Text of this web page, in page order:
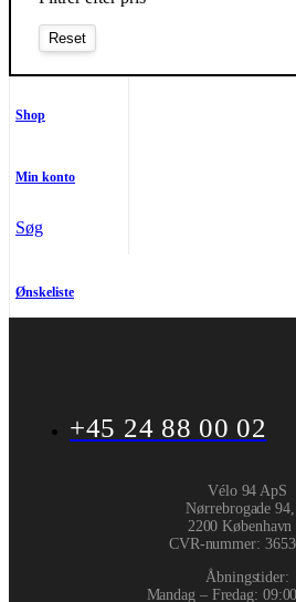
Shop
Min konto
Søg
Ønskeliste
+45 24 88 00 02
Vélo 94 ApS
Nørrebrogade
2200 København
CVR-nummer:
Åbningstider:
Mandag – Fredag: